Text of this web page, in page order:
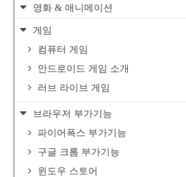
영화 & 애니메이션
게임
컴퓨터 게임
안드로이드 게임 소개
러브 라이브 게임
브라우저 부가기능
파이어폭스 부가기능
구글 크롬 부가기능
윈도우 스토어